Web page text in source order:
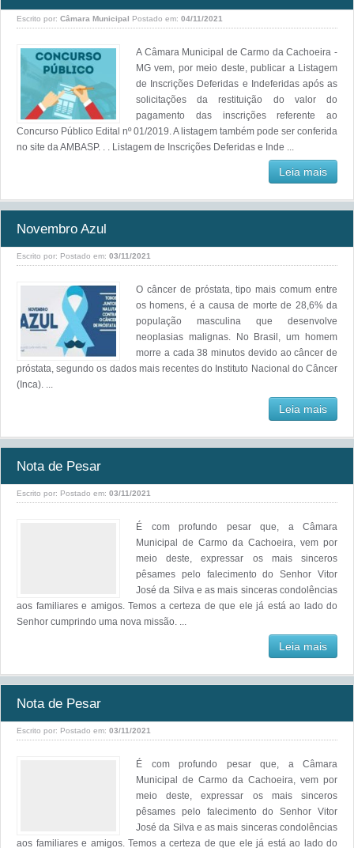
Escrito por: Câmara Municipal Postado em: 04/11/2021
A Câmara Municipal de Carmo da Cachoeira -
MG vem, por meio deste, publicar a Listagem
de Inscrições Deferidas e Indeferidas após as
solicitações da restituição do valor do
pagamento das inscrições referente ao
Concurso Público Edital nº 01/2019. A listagem também pode ser conferida
no site da AMBASP. . . Listagem de Inscrições Deferidas e Inde ...
Leia mais
Novembro Azul
Escrito por: Postado em: 03/11/2021
O câncer de próstata, tipo mais comum entre
os homens, é a causa de morte de 28,6% da
população masculina que desenvolve
neoplasias malignas. No Brasil, um homem
morre a cada 38 minutos devido ao câncer de
próstata, segundo os dados mais recentes do Instituto Nacional do Câncer
(Inca). ...
Leia mais
Nota de Pesar
Escrito por: Postado em: 03/11/2021
É com profundo pesar que, a Câmara
Municipal de Carmo da Cachoeira, vem por
meio deste, expressar os mais sinceros
pêsames pelo falecimento do Senhor Vitor
José da Silva e as mais sinceras condolências
aos familiares e amigos. Temos a certeza de que ele já está ao lado do
Senhor cumprindo uma nova missão. ...
Leia mais
Nota de Pesar
Escrito por: Postado em: 03/11/2021
É com profundo pesar que, a Câmara
Municipal de Carmo da Cachoeira, vem por
meio deste, expressar os mais sinceros
pêsames pelo falecimento do Senhor Vitor
José da Silva e as mais sinceras condolências
aos familiares e amigos. Temos a certeza de que ele já está ao lado do